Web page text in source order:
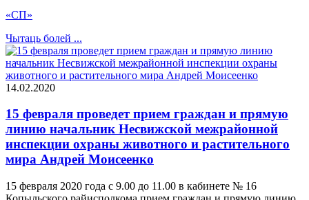
«СП»
Чытаць болей ...
14.02.2020
15 февраля проведет прием граждан и прямую
линию начальник Несвижской межрайонной
инспекции охраны животного и растительного
мира Андрей Моисеенко
15 февраля 2020 года с 9.00 до 11.00 в кабинете № 16